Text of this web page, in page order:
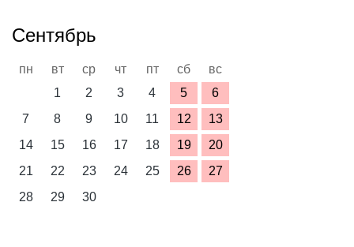
Сентябрь
пн вт ср чт пт сб
вс
1
2 3 4 5
6
7
8 9 10 11 12
13
14
15 16 17 18 19
20
21
22 23 24 25 26
27
28
29 30